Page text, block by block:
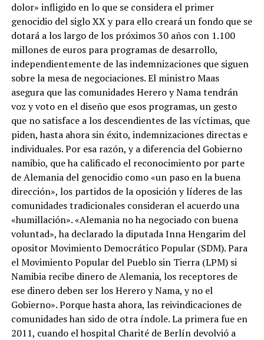
dolor» infligido en lo que se considera el primer
genocidio del siglo XX y para ello creará un fondo que se
dotará a los largo de los próximos 30 años con 1.100
millones de euros para programas de desarrollo,
independientemente de las indemnizaciones que siguen
sobre la mesa de negociaciones. El ministro Maas
asegura que las comunidades Herero y Nama tendrán
voz y voto en el diseño que esos programas, un gesto
que no satisface a los descendientes de las víctimas, que
piden, hasta ahora sin éxito, indemnizaciones directas e
individuales. Por esa razón, y a diferencia del Gobierno
namibio, que ha calificado el reconocimiento por parte
de Alemania del genocidio como «un paso en la buena
dirección», los partidos de la oposición y líderes de las
comunidades tradicionales consideran el acuerdo una
«humillación». «Alemania no ha negociado con buena
voluntad», ha declarado la diputada Inna Hengarim del
opositor Movimiento Democrático Popular (SDM). Para
el Movimiento Popular del Pueblo sin Tierra (LPM) si
Namibia recibe dinero de Alemania, los receptores de
ese dinero deben ser los Herero y Nama, y no el
Gobierno». Porque hasta ahora, las reivindicaciones de
comunidades han sido de otra índole. La primera fue en
2011, cuando el hospital Charité de Berlín devolvió a